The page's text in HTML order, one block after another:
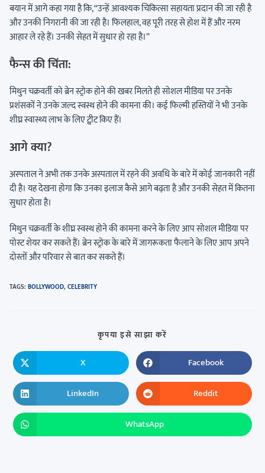
बयान में आगे कहा गया है कि, “उन्हें आवश्यक चिकित्सा सहायता प्रदान की जा रही है
और उनकी निगरानी की जा रही है। फिलहाल, वह पूरी तरह से होश में हैं और नरम
आहार ले रहे हैं। उनकी सेहत में सुधार हो रहा है।”
फैन्स की चिंता:
मिथुन चक्रवर्ती को ब्रेन स्ट्रोक होने की खबर मिलते ही सोशल मीडिया पर उनके
प्रशंसकों ने उनके जल्द स्वस्थ होने की कामना की। कई फिल्मी हस्तियों ने भी उनके
शीघ्र स्वास्थ्य लाभ के लिए ट्वीट किए हैं।
आगे क्या?
अस्पताल ने अभी तक उनके अस्पताल में रहने की अवधि के बारे में कोई जानकारी नहीं
दी है। यह देखना होगा कि उनका इलाज कैसे आगे बढ़ता है और उनकी सेहत में कितना
सुधार होता है।
मिथुन चक्रवर्ती के शीघ्र स्वस्थ होने की कामना करने के लिए आप सोशल मीडिया पर
पोस्ट शेयर कर सकते हैं। ब्रेन स्ट्रोक के बारे में जागरूकता फैलाने के लिए आप अपने
दोस्तों और परिवार से बात कर सकते हैं।
TAGS: BOLLYWOOD,CELEBRITY
कृपया इसे साझा करें
X Facebook
LinkedIn Reddit
WhatsApp